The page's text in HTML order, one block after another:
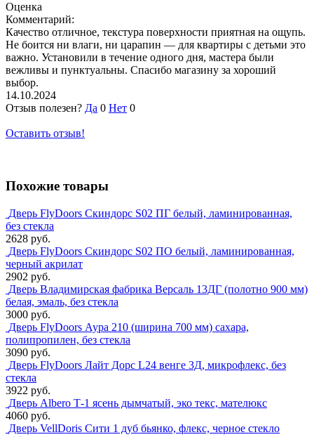
Оценка
Комментарий:
Качество отличное, текстура поверхности приятная на ощупь.
Не боится ни влаги, ни царапин — для квартиры с детьми это
важно. Установили в течение одного дня, мастера были
вежливы и пунктуальны. Спасибо магазину за хороший
выбор.
14.10.2024
Отзыв полезен? Да 0 Нет 0
Оставить отзыв!
Похожие товары
Дверь FlyDoors Скиндорс S02 ПГ белый, ламинированная,
без стекла
2628 руб.
Дверь FlyDoors Скиндорс S02 ПО белый, ламинированная,
черный акрилат
2902 руб.
Дверь Владимирская фабрика Версаль 13ДГ (полотно 900 мм)
белая, эмаль, без стекла
3000 руб.
Дверь FlyDoors Аура 210 (ширина 700 мм) сахара,
полипропилен, без стекла
3090 руб.
Дверь FlyDoors Лайт Дорс L24 венге 3Д, микрофлекс, без
стекла
3922 руб.
Дверь Albero Т-1 ясень дымчатый, эко текс, мателюкс
4060 руб.
Дверь VellDoris Сити 1 дуб бьянко, флекс, черное стекло